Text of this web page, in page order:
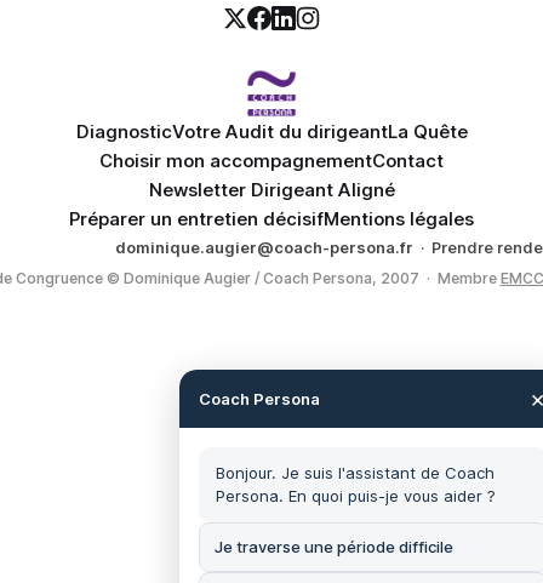
DiagnosticVotre Audit du dirigeantLa Quête
Choisir mon accompagnementContact
Newsletter Dirigeant Aligné
Préparer un entretien décisifMentions légales
dominique.augier@coach-persona.fr · Prendre
Congruence © Dominique Augier / Coach Persona, 2007 · Membre
Coach Persona
Bonjour. Je suis l'assistant de Coach
Persona. En quoi puis-je vous aider ?
Je traverse une période difficile